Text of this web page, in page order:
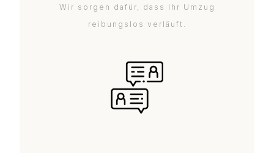
Wir sorgen dafür, dass Ihr Umzug
reibungslos verläuft.